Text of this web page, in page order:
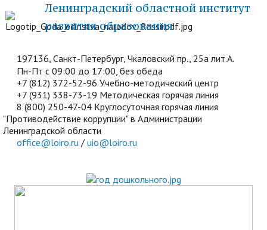
Ленинградский областной институт
развития образования
197136, Санкт-Петербург, Чкаловский пр., 25а лит.А.
Пн-Пт с 09:00 до 17:00, без обеда
+7 (812) 372-52-96 Учебно-методический центр
+7 (931) 338-73-19 Методическая горячая линия
8 (800) 250-47-04 Круглосуточная горячая линия
"Противодействие коррупции" в Администрации
Ленинградской области
office@loiro.ru / uio@loiro.ru